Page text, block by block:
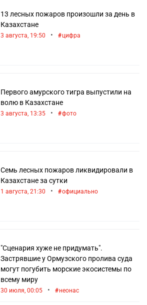
13 лесных пожаров произошли за день в
Казахстане
3 августа, 19:50 • цифра
Первого амурского тигра выпустили на
волю в Казахстане
3 августа, 13:35 • фото
Семь лесных пожаров ликвидировали в
Казахстане за сутки
1 августа, 21:30 • официально
"Сценария хуже не придумать".
Застрявшие у Ормузского пролива суда
могут погубить морские экосистемы по
всему миру
30 июля, 00:05 • неонас